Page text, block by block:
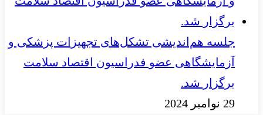
جلسه هم‌اندیشی تشکل‌های تجهیزات پزشکی و
آزمایشگاهی عضو فدراسیون اقتصاد سلامت
برگزار شد.
29 نوامبر 2024